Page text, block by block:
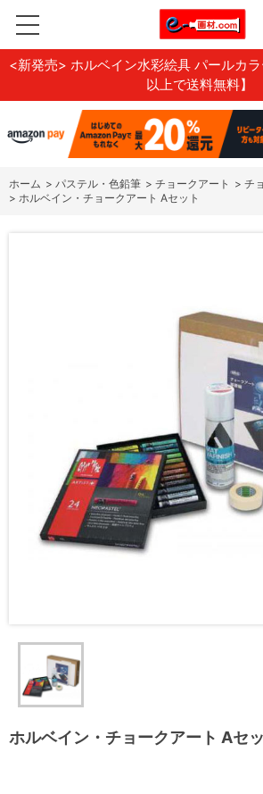
<新発売> ホルベイン水彩絵具 パールカ
以上で送料無料】
ホーム > パステル・色鉛筆 > チョークアート > チ
> ホルベイン・チョークアート Aセット
ホルベイン・チョークアート Aセ